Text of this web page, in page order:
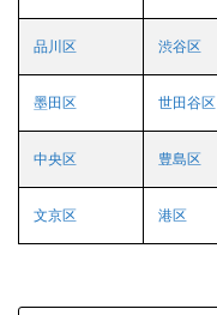
品川区 渋谷区
墨田区 世田谷区
中央区 豊島区
文京区 港区